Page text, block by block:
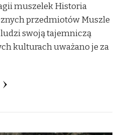
muszelek Historia
przedmiotów Muszle
swoją tajemniczą
kulturach uważano je za